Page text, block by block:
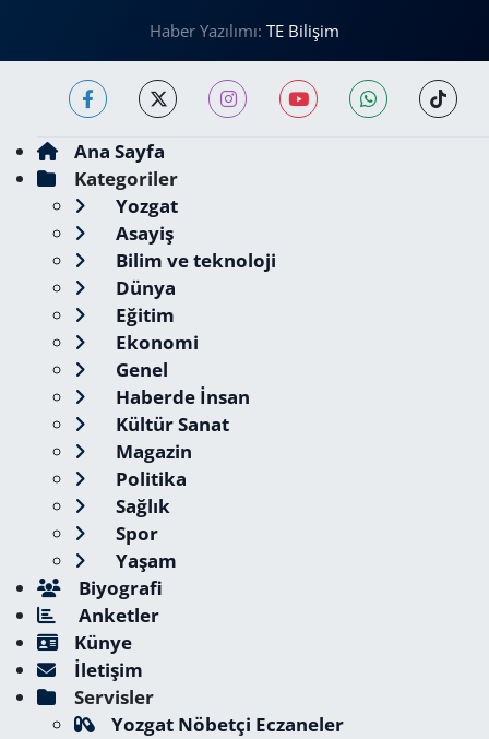
Haber Yazılımı: TE Bilişim
Ana Sayfa
Kategoriler
Yozgat
Asayiş
Bilim ve teknoloji
Dünya
Eğitim
Ekonomi
Genel
Haberde İnsan
Kültür Sanat
Magazin
Politika
Sağlık
Spor
Yaşam
Biyografi
Anketler
Künye
İletişim
Servisler
Yozgat Nöbetçi Eczaneler